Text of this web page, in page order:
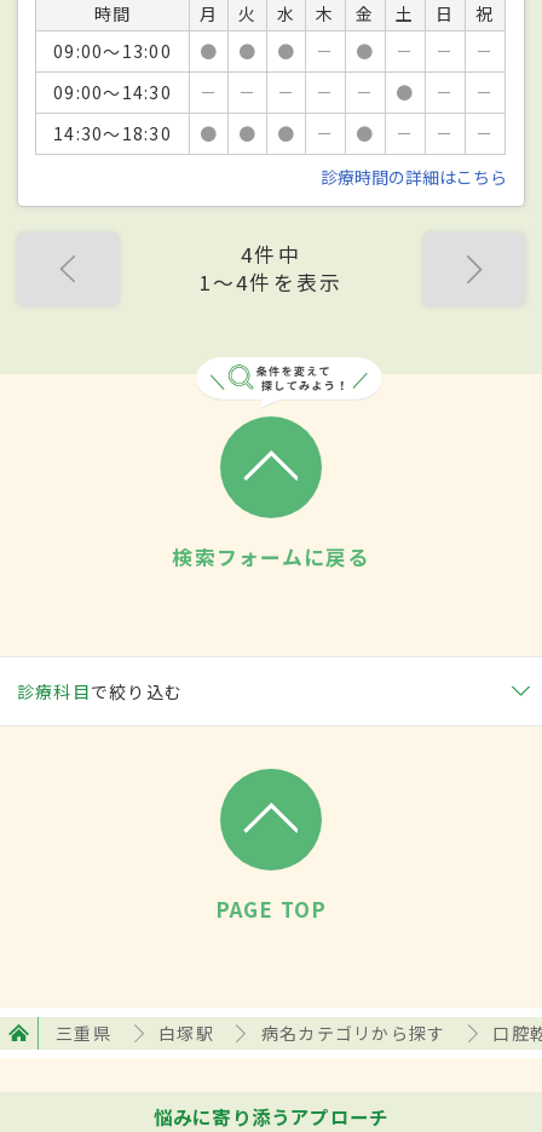
時間 月 火 水 木 金 土 日
祝
09:00～13:00
● ● ● － ● － －
－
09:00～14:30
－ － － － － ● －
－
14:30～18:30
● ● ● － ● － －
－
診療時間の詳細はこちら
4件中
1〜4件を表示
検索フォームに戻る
診療科目で絞り込む
PAGE TOP
三重県 白塚駅 病名カテゴリから探す 口腔
悩みに寄り添うアプローチ